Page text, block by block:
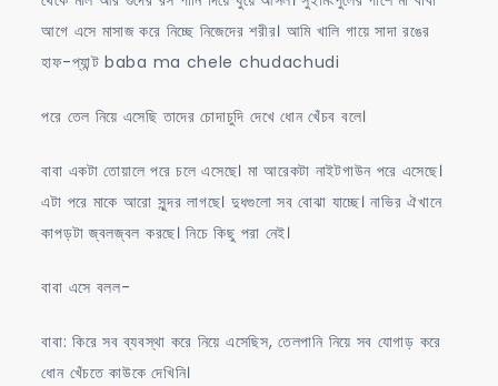
আগে এসে মাসাজ করে নিচ্ছে নিজেদের শরীর। আমি খালি গায়ে সাদা রঙের
হাফ-প্যান্ট baba ma chele chudachudi
পরে তেল নিয়ে এসেছি তাদের চোদাচুদি দেখে ধোন খেঁচব বলে।
বাবা একটা তোয়ালে পরে চলে এসেছে। মা আরেকটা নাইটগাউন পরে এসেছে।
এটা পরে মাকে আরো সুন্দর লাগছে। দুধগুলো সব বোঝা যাচ্ছে। নাভির ঐখানে
কাপড়টা জ্বলজ্বল করছে। নিচে কিছু পরা নেই।
বাবা এসে বলল-
বাবা: কিরে সব ব্যবস্থা করে নিয়ে এসেছিস, তেলপানি নিয়ে সব যোগাড় করে
ধোন খেঁচতে কাউকে দেখিনি।